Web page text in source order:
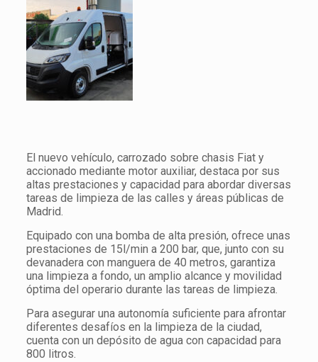
El nuevo vehículo, carrozado sobre chasis Fiat y
accionado mediante motor auxiliar, destaca por sus
altas prestaciones y capacidad para abordar diversas
tareas de limpieza de las calles y áreas públicas de
Madrid.
Equipado con una bomba de alta presión, ofrece unas
prestaciones de 15l/min a 200 bar, que, junto con su
devanadera con manguera de 40 metros, garantiza
una limpieza a fondo, un amplio alcance y movilidad
óptima del operario durante las tareas de limpieza.
Para asegurar una autonomía suficiente para afrontar
diferentes desafíos en la limpieza de la ciudad,
cuenta con un depósito de agua con capacidad para
800 litros.